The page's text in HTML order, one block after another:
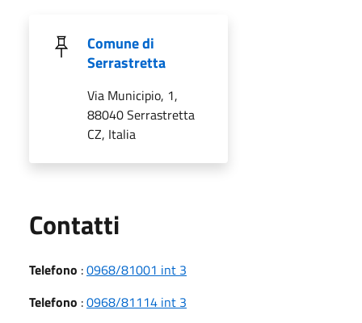
Comune di
Serrastretta
Via Municipio, 1,
88040 Serrastretta
CZ, Italia
Contatti
Telefono :0968/81001 int 3
Telefono :0968/81114 int 3